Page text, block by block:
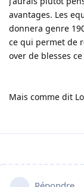
avantages. Les
donnera genre
ce qui permet de
over de blesses
Mais comme dit